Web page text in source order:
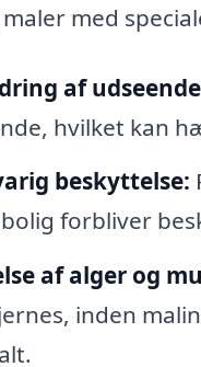
med
af
hvilket kan
beskyttelse:
forbliver
af alger og
inden